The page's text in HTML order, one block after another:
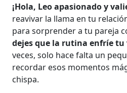
¡Hola, Leo apasionado y
reavivar la llama en tu
para sorprender a tu pareja
dejes que la rutina enfríe tu
veces, solo hace falta un
recordar esos momentos
chispa.